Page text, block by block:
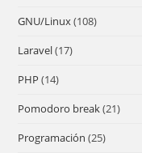
GNU/Linux(108)
Laravel(17)
PHP (14)
Pomodoro break(21)
Programación (25)